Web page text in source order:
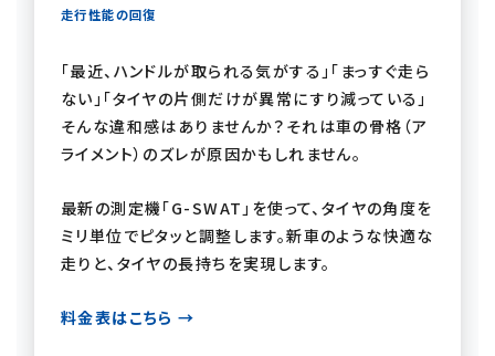
走行性能の回復
「最近、ハンドルが取られる気がする」「まっすぐ走ら
ない」「タイヤの片側だけが異常にすり減っている」
そんな違和感はありませんか？それは車の骨格（ア
ライメント）のズレが原因かもしれません。
最新の測定機「G-SWAT」を使って、タイヤの角度を
ミリ単位でピタッと調整します。新車のような快適な
走りと、タイヤの長持ちを実現します。
料金表はこちら →